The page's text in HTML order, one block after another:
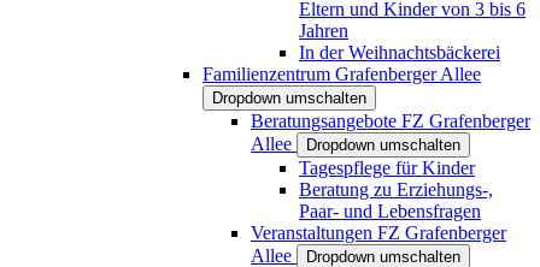
Eltern und Kinder von 3 bis 6
Jahren
In der Weihnachtsbäckerei
Familienzentrum Grafenberger Allee
Dropdown umschalten
Beratungsangebote FZ Grafenberger
Allee
Dropdown umschalten
Tagespflege für Kinder
Beratung zu Erziehungs-,
Paar- und Lebensfragen
Veranstaltungen FZ Grafenberger
Allee
Dropdown umschalten